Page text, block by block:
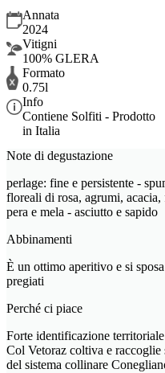
Annata
2024
Vitigni
100% GLERA
Formato
0.75l
Info
Contiene Solfiti - Prodotto
in Italia
Note di degustazione
perlage: fine e persistente -
floreali di rosa, agrumi,
pera e mela - asciutto e sapido
Abbinamenti
È un ottimo aperitivo e si
pregiati
Perché ci piace
Forte identificazione territoriale
Col Vetoraz coltiva e raccoglie
del sistema collinare